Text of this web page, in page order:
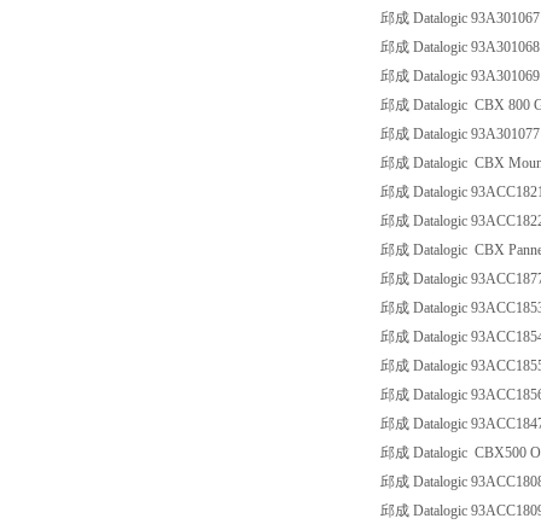
邱成 Datalogic
邱成 Datalogic
邱成 Datalogic
邱成 Datalogic CBX 800
邱成 Datalogic
邱成 Datalogic CBX
邱成 Datalogic
邱成 Datalogic
邱成 Datalogic CBX
邱成 Datalogic
邱成 Datalogic
邱成 Datalogic
邱成 Datalogic
邱成 Datalogic
邱成 Datalogic
邱成 Datalogic CBX500
邱成 Datalogic
邱成 Datalogic